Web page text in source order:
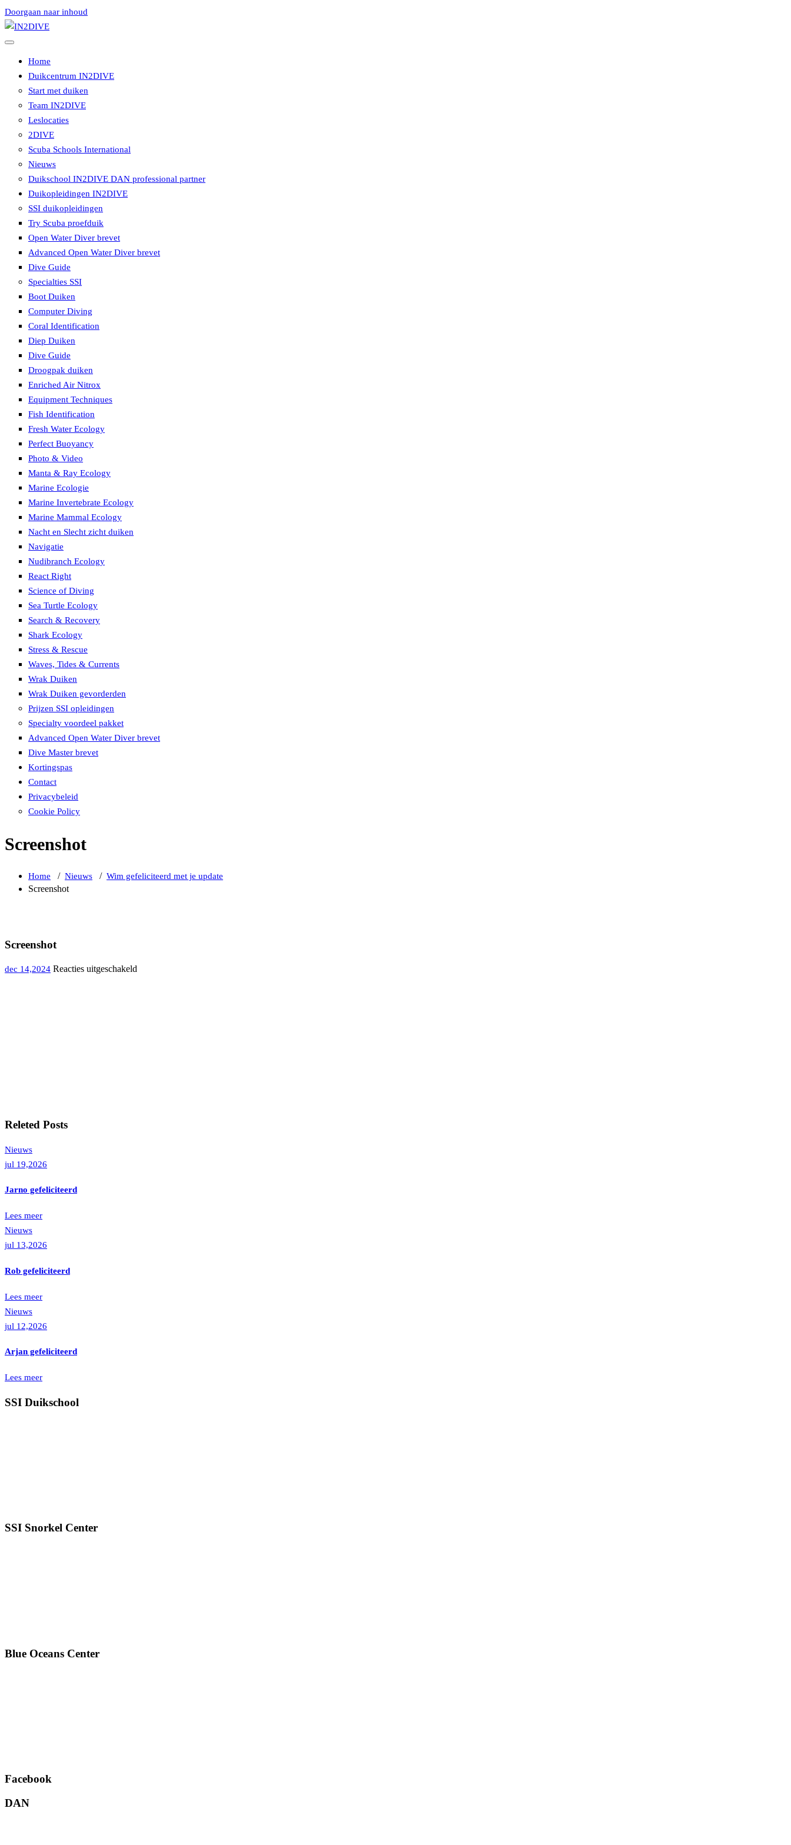
Doorgaan naar inhoud
Home
Duikcentrum IN2DIVE
Start met duiken
Team IN2DIVE
Leslocaties
2DIVE
Scuba Schools International
Nieuws
Duikschool IN2DIVE DAN professional partner
Duikopleidingen IN2DIVE
SSI duikopleidingen
Try Scuba proefduik
Open Water Diver brevet
Advanced Open Water Diver brevet
Dive Guide
Specialties SSI
Boot Duiken
Computer Diving
Coral Identification
Diep Duiken
Dive Guide
Droogpak duiken
Enriched Air Nitrox
Equipment Techniques
Fish Identification
Fresh Water Ecology
Perfect Buoyancy
Photo & Video
Manta & Ray Ecology
Marine Ecologie
Marine Invertebrate Ecology
Marine Mammal Ecology
Nacht en Slecht zicht duiken
Navigatie
Nudibranch Ecology
React Right
Science of Diving
Sea Turtle Ecology
Search & Recovery
Shark Ecology
Stress & Rescue
Waves, Tides & Currents
Wrak Duiken
Wrak Duiken gevorderden
Prijzen SSI opleidingen
Specialty voordeel pakket
Advanced Open Water Diver brevet
Dive Master brevet
Kortingspas
Contact
Privacybeleid
Cookie Policy
Screenshot
Home / Nieuws / Wim gefeliciteerd met je update
Screenshot
Screenshot
dec 14,2024 Reacties uitgeschakeld
Releted Posts
Nieuws
jul 19,2026
Jarno gefeliciteerd
Lees meer
Nieuws
jul 13,2026
Rob gefeliciteerd
Lees meer
Nieuws
jul 12,2026
Arjan gefeliciteerd
Lees meer
SSI Duikschool
SSI Snorkel Center
Blue Oceans Center
Facebook
DAN